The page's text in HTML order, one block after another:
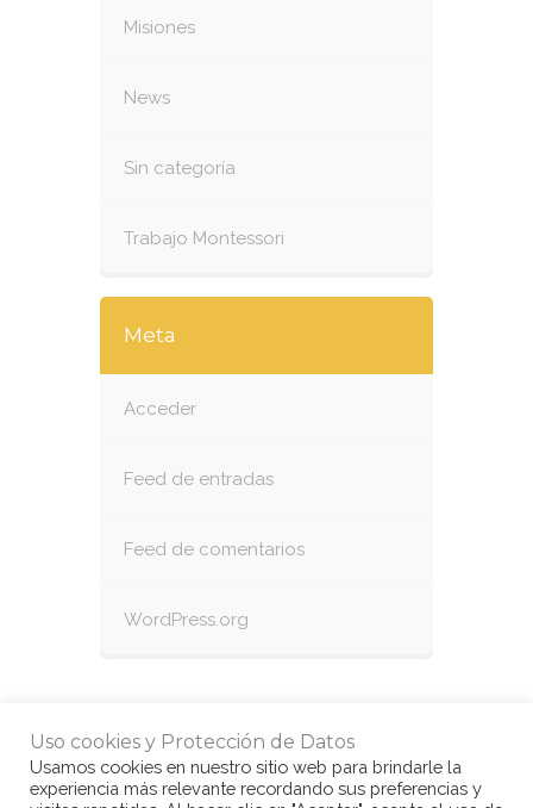
Misiones
News
Sin categoría
Trabajo Montessori
Meta
Acceder
Feed de entradas
Feed de comentarios
WordPress.org
Uso cookies y Protección de Datos
Usamos cookies en nuestro sitio web para brindarle la
experiencia más relevante recordando sus preferencias y